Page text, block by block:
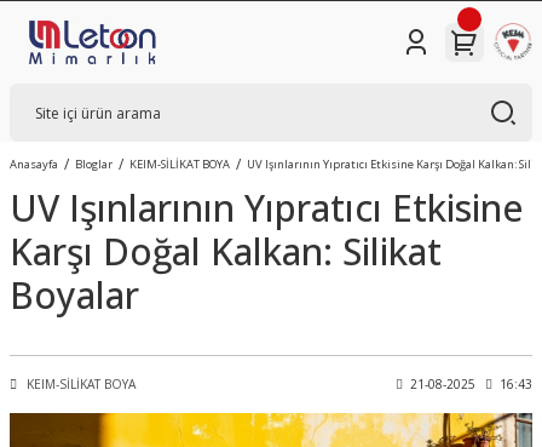
Anasayfa Bloglar KEIM-SİLİKAT BOYA UV Işınlarının Yıpratıcı Etkisine Karşı Doğal Kalkan:
UV Işınlarının Yıpratıcı Etkisine
Karşı Doğal Kalkan: Silikat
Boyalar
KEIM-SİLİKAT BOYA 21-08-2025 16:43